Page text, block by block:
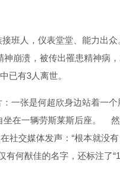
班人，仪表堂堂、能力出众
崩溃，被传出罹患精神病
已有3人离世。
一张是何超欣身边站着一个
在一辆劳斯莱斯后座。
然
社交媒体发声：“根本就没有
有何猷佳的名字，还标注了